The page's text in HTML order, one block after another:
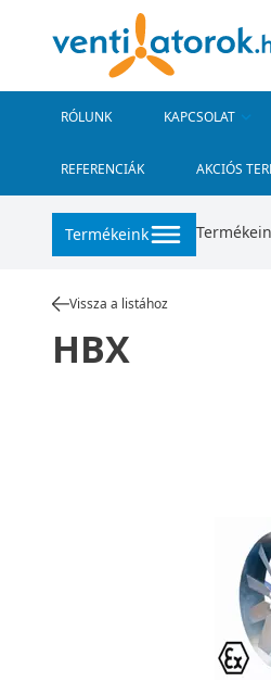
RÓLUNK KAPCSOLAT
REFERENCIÁK AKCIÓS
Termékeink
Vissza a listához
HBX